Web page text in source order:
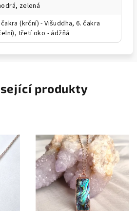
zelená
(krční) - Višuddha, 6. čakra
třetí oko - ádžňá
produkty